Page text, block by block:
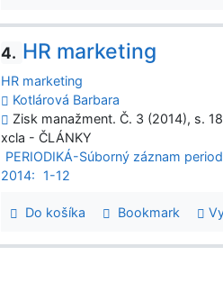
4. HR marketing
HR marketing
Kotlárová Barbara
Zisk manažment. Č. 3 (2014), s.
xcla - ČLÁNKY
PERIODIKÁ-Súborný záznam
2014:
1-12
Do košíka Bookmark